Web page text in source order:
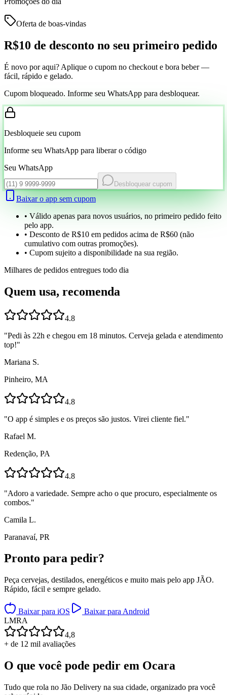
Oferta de boas-vindas
R$10 de desconto no seu primeiro pedido
É novo por aqui? Aplique o cupom no checkout e bora beber —
fácil, rápido e gelado.
Cupom bloqueado. Informe seu WhatsApp para desbloquear.
Desbloqueie seu cupom
Informe seu WhatsApp para liberar o código
Seu WhatsApp
Desbloquear cupom
Baixar o app sem cupom
• Válido apenas para novos usuários, no primeiro pedido feito
pelo app.
• Desconto de R$10 em pedidos acima de R$60 (não
cumulativo com outras promoções).
• Cupom sujeito a disponibilidade na sua região.
Milhares de pedidos entregues todo dia
Quem usa, recomenda
4.8
"Pedi às 22h e chegou em 18 minutos. Cerveja gelada e atendimento
top!"
Mariana S.
Pinheiro, MA
4.8
"O app é simples e os preços são justos. Virei cliente fiel."
Rafael M.
Redenção, PA
4.8
"Adoro a variedade. Sempre acho o que procuro, especialmente os
combos."
Camila L.
Paranavaí, PR
Pronto para pedir?
Peça cervejas, destilados, energéticos e muito mais pelo app JÃO.
Rápido, fácil e sempre gelado.
Baixar para iOS
Baixar para Android
LMRA
4,8
+ de 12 mil avaliações
O que você pode pedir em Ocara
Tudo que rola no Jão Delivery na sua cidade, organizado pra você